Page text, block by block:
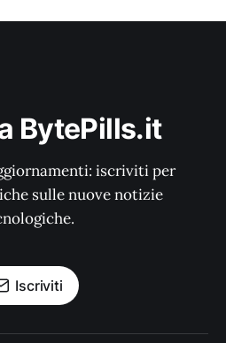
BytePills.it
iscriviti per
sulle nuove notizie
Iscriviti